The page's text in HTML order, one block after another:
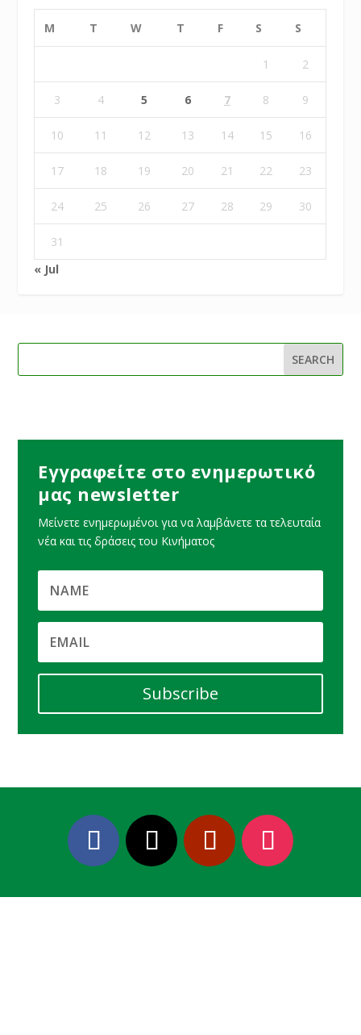
M T W T F S S
1 2
3 4 5 6 7 8 9
10 11 12 13 14 15 16
17 18 19 20 21 22 23
24 25 26 27 28 29 30
31
« Jul
Εγγραφείτε στο ενημερωτικό
μας newsletter
Μείνετε ενημερωμένοι για να λαμβάνετε τα τελευταία
νέα και τις δράσεις του Κινήματος
Subscribe